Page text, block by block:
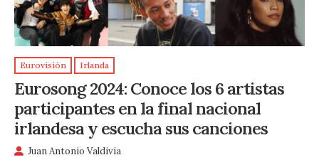
Eurovisión Irlanda
Eurosong 2024: Conoce los 6 artistas
participantes en la final nacional
irlandesa y escucha sus canciones
Juan Antonio Valdivia